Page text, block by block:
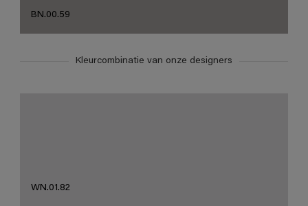
BN.00.59
Kleurcombinatie van onze designers
WN.01.82